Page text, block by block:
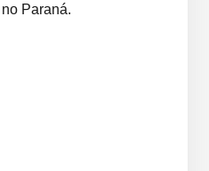
Paraná.